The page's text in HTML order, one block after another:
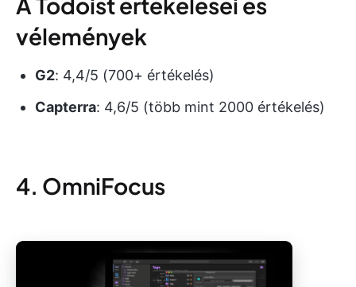
vélemények
G2: 4,4/5 (700+ értékelés)
Capterra: 4,6/5 (több mint 2000 értékelés)
4. OmniFocus